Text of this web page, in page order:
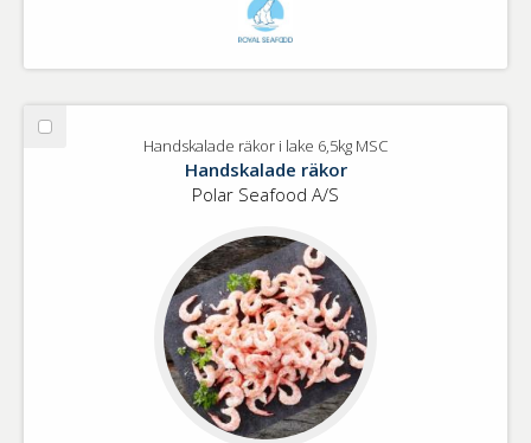
Välj
Handskalade räkor i lake 6,5kg MSC
Handskalade räkor
Polar Seafood A/S